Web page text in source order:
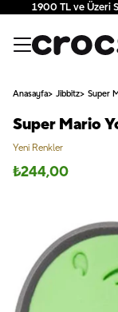
1900 TL ve Üzeri
Anasayfa Jibbitz Super
Super Mario
Yeni Renkler
₺244,00